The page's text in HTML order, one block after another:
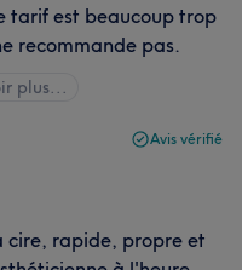
tarif est beaucoup trop
recommande pas.
plus...
Avis vérifié
cire, rapide, propre et